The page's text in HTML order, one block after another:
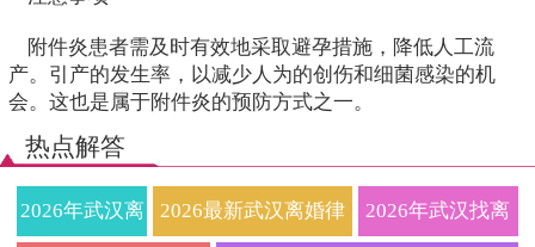
附件炎患者需及时有效地采取避孕措施，降低人工流
产。引产的发生率，以减少人为的创伤和细菌感染的机
会。这也是属于附件炎的预防方式之一。
热点解答
2026年武汉离 2026最新武汉离婚律 2026年武汉找离